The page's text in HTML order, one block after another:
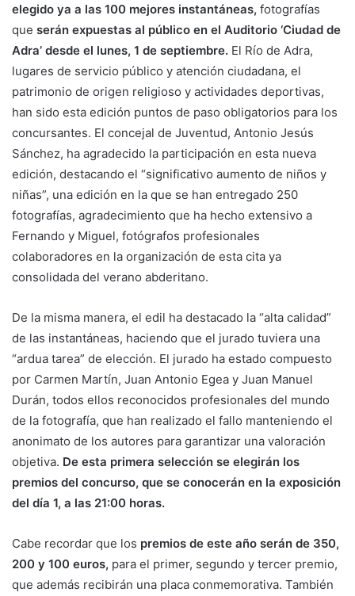
elegido ya a las 100 mejores instantáneas, fotografías
que serán expuestas al público en el Auditorio ‘Ciudad de
Adra’ desde el lunes, 1 de septiembre. El Río de Adra,
lugares de servicio público y atención ciudadana, el
patrimonio de origen religioso y actividades deportivas,
han sido esta edición puntos de paso obligatorios para los
concursantes. El concejal de Juventud, Antonio Jesús
Sánchez, ha agradecido la participación en esta nueva
edición, destacando el “significativo aumento de niños y
niñas”, una edición en la que se han entregado 250
fotografías, agradecimiento que ha hecho extensivo a
Fernando y Miguel, fotógrafos profesionales
colaboradores en la organización de esta cita ya
consolidada del verano abderitano.
De la misma manera, el edil ha destacado la “alta calidad”
de las instantáneas, haciendo que el jurado tuviera una
“ardua tarea” de elección. El jurado ha estado compuesto
por Carmen Martín, Juan Antonio Egea y Juan Manuel
Durán, todos ellos reconocidos profesionales del mundo
de la fotografía, que han realizado el fallo manteniendo el
anonimato de los autores para garantizar una valoración
objetiva. De esta primera selección se elegirán los
premios del concurso, que se conocerán en la exposición
del día 1, a las 21:00 horas.
Cabe recordar que los premios de este año serán de 350,
200 y 100 euros, para el primer, segundo y tercer premio,
que además recibirán una placa conmemorativa. También